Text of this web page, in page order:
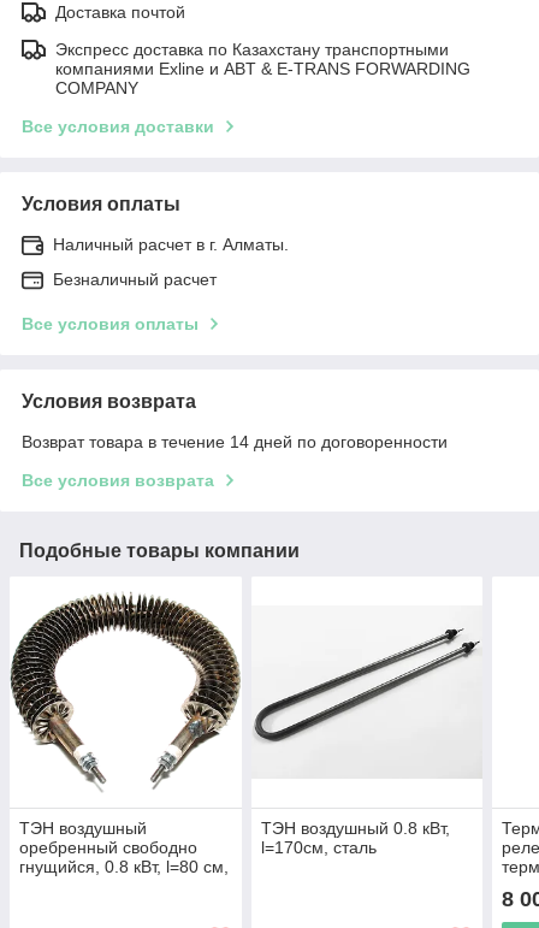
Доставка почтой
Экспресс доставка по Казахстану транспортными
компаниями Exline и ABT & E-TRANS FORWARDING
COMPANY
Все условия доставки
Условия оплаты
Наличный расчет в г. Алматы.
Безналичный расчет
Все условия оплаты
Условия возврата
Возврат товара в течение 14 дней по договоренности
Все условия возврата
Подобные товары компании
ТЭН воздушный
оребренный свободно
гнущийся, 0.8 кВт, l=80 см,
ТЭН воздушный 0.8 кВт,
l=170см, сталь
8